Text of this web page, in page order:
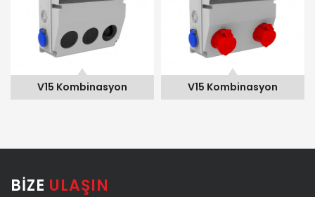
V15 Kombinasyon V15 Kombinasyon
BIZE ULAŞIN